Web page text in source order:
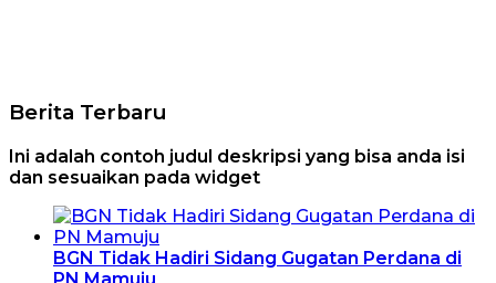
Berita Terbaru
Ini adalah contoh judul deskripsi yang bisa anda isi
dan sesuaikan pada widget
BGN Tidak Hadiri Sidang Gugatan Perdana di